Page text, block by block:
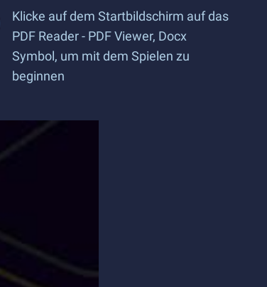
Klicke auf dem Startbildschirm auf das
PDF Reader - PDF Viewer, Docx
Symbol, um mit dem Spielen zu
beginnen